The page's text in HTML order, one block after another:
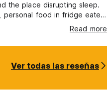
the place disrupting sleep.
food in fridge eaten,
were people from outside
Read more
Ver todas las reseñas